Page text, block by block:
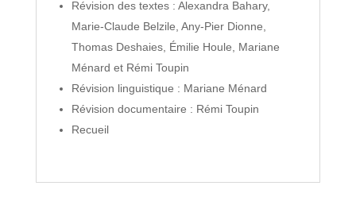
Révision des textes : Alexandra Bahary,
Marie-Claude Belzile, Any-Pier Dionne,
Thomas Deshaies, Émilie Houle, Mariane
Ménard et Rémi Toupin
Révision linguistique : Mariane Ménard
Révision documentaire : Rémi Toupin
Recueil